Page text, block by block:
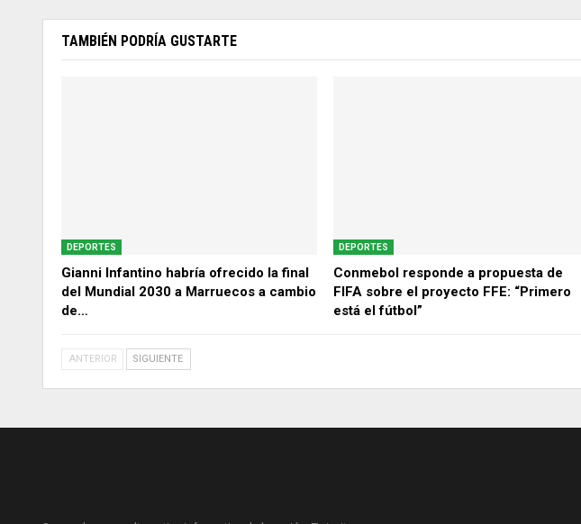
TAMBIÉN PODRÍA GUSTARTE
DEPORTES
Gianni Infantino habría ofrecido la final
del Mundial 2030 a Marruecos a cambio
de…
DEPORTES
Conmebol responde a propuesta de
FIFA sobre el proyecto FFE: “Primero
está el fútbol”
ANTERIOR SIGUIENTE